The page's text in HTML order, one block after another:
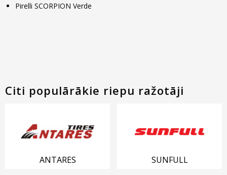
Pirelli SCORPION Verde
Citi populārākie riepu ražotāji
ANTARES SUNFULL